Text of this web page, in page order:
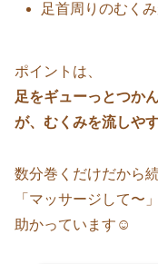
足首周りのむく
ポイントは、
足をギューっとつか
が、むくみを流しや
数分巻くだけだから
「マッサージして〜
助かっています☺